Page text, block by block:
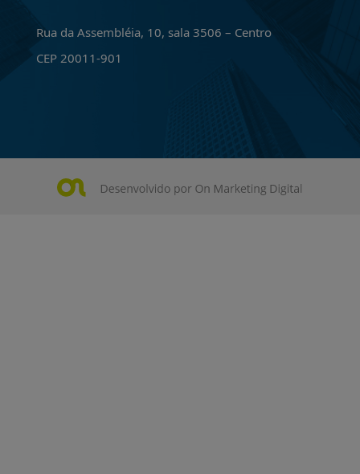
Rua da Assembléia, 10, sala 3506 – Centro
CEP 20011-901